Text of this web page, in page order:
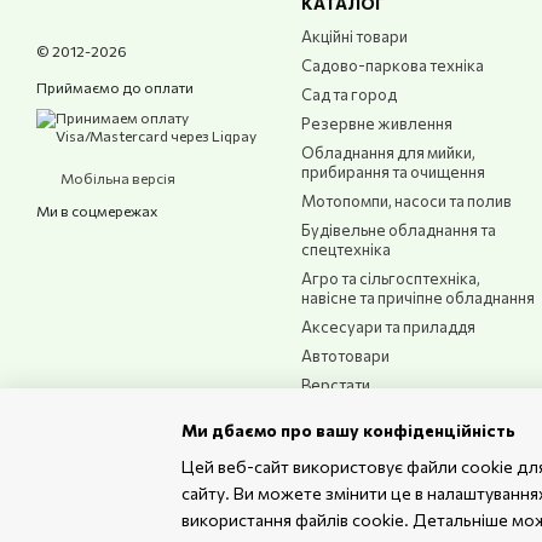
Вали, підшипники
Електричні
Кріпильні елементи
Ремкомплекти
–
Особливості
Повна сумісність із
Висока точність
Міцні та
Стійкість до
Проста установка та
Підтримка
Переваги
Надійність та
© 2012-2026
Приймаємо до оплати
Мобільна версія
Ми в соцмережах
Акційні товари
Садово-паркова техніка
Сад та город
Резервне живлення
Обладнання для мийки,
прибирання та очищення
Мотопомпи, насоси та полив
Будівельне обладнання та
спецтехніка
Агро та сільгосптехніка,
навісне та причіпне обладнання
Аксесуари та приладдя
Автотовари
Верстати
Ми дбаємо про вашу конфіденційність
Цей веб-сайт використовує файли cookie
сайту. Ви можете змінити це в
використання файлів cookie. Детальніше